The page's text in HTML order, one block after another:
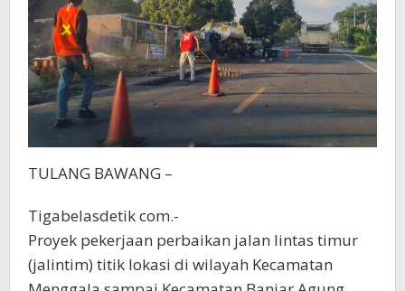
TULANG BAWANG –
Tigabelasdetik com.-
Proyek pekerjaan perbaikan jalan lintas timur
(jalintim) titik lokasi di wilayah Kecamatan